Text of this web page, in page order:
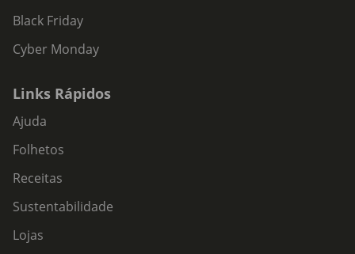
Black Friday
Cyber Monday
Links Rápidos
Ajuda
Folhetos
Receitas
Sustentabilidade
Lojas